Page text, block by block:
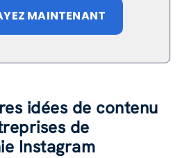
MAINTENANT
idées de contenu
de
Instagram